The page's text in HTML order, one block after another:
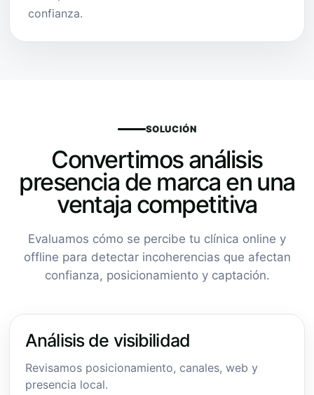
confianza.
SOLUCIÓN
Convertimos análisis
presencia de marca en una
ventaja competitiva
Evaluamos cómo se percibe tu clínica online y
offline para detectar incoherencias que afectan
confianza, posicionamiento y captación.
Análisis de visibilidad
Revisamos posicionamiento, canales, web y
presencia local.